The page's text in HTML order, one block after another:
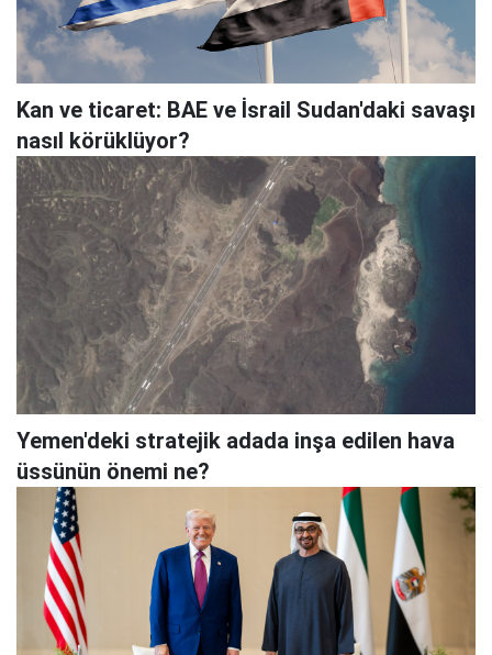
Kan ve ticaret: BAE ve İsrail Sudan'daki savaşı
nasıl körüklüyor?
Yemen'deki stratejik adada inşa edilen hava
üssünün önemi ne?